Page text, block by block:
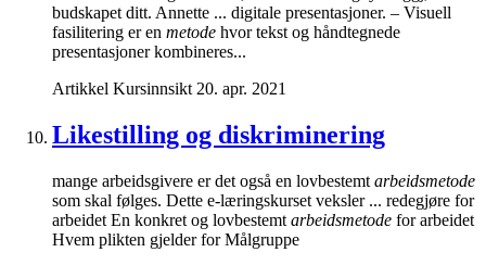
budskapet ditt. Annette ... digitale presentasjoner. – Visuell
fasilitering er en metode hvor tekst og håndtegnede
presentasjoner kombineres...
Artikkel Kursinnsikt 20. apr. 2021
Likestilling og diskriminering
mange arbeidsgivere er det også en lovbestemt arbeidsmetode
som skal følges. Dette e-læringskurset veksler ... redegjøre for
arbeidet En konkret og lovbestemt arbeidsmetode for arbeidet
Hvem plikten gjelder for Målgruppe